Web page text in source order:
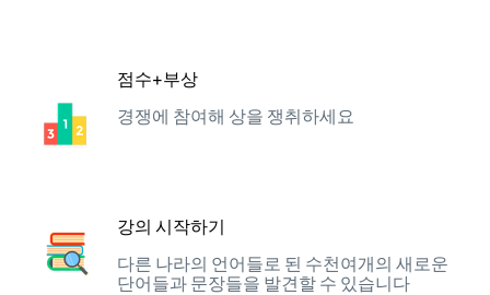
점수+부상
경쟁에 참여해 상을 쟁취하세요
강의 시작하기
다른 나라의 언어들로 된 수천여개의 새로운
단어들과 문장들을 발견할 수 있습니다